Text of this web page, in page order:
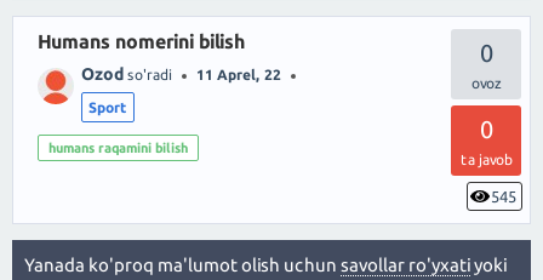
0
0
ta javob
545
Humans nomerini bilish
Ozod so'radi 11 Aprel, 22
Sport
humans raqamini bilish
Yanada ko'proq ma'lumot olish uchun savollar ro'yxatiyoki